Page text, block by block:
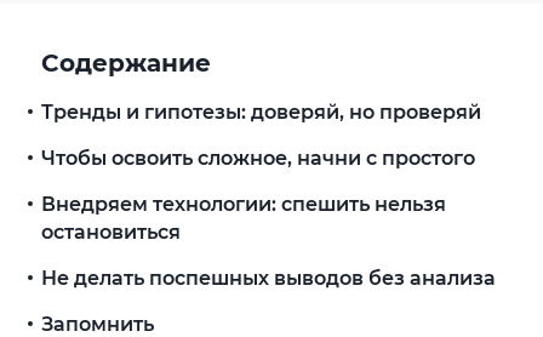
Содержание
Тренды и гипотезы: доверяй, но проверяй
Чтобы освоить сложное, начни с простого
Внедряем технологии: спешить нельзя
остановиться
Не делать поспешных выводов без анализа
Запомнить